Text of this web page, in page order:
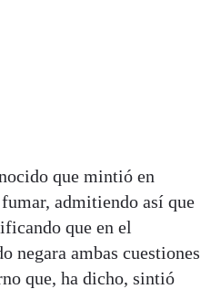
que mintió en
admitiendo así que
que en el
negara ambas cuestiones
que, ha dicho, sintió